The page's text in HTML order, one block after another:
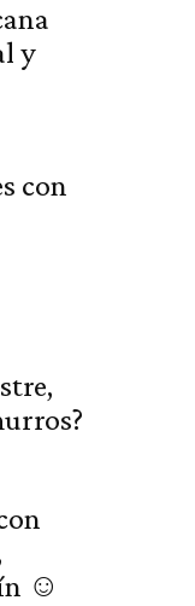
y
con
☺️